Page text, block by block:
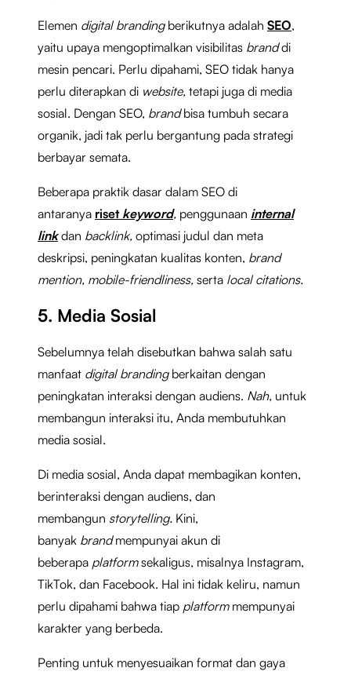
Elemen digital branding berikutnya adalah SEO,
yaitu upaya mengoptimalkan visibilitas branddi
mesin pencari. Perlu dipahami, SEO tidak hanya
perlu diterapkan di website, tetapi juga di media
sosial. Dengan SEO, brandbisa tumbuh secara
organik, jadi tak perlu bergantung pada strategi
berbayar semata.
Beberapa praktik dasar dalam SEO di
antaranya riset keyword, penggunaan internal
linkdan backlink, optimasi judul dan meta
deskripsi, peningkatan kualitas konten, brand
mention, mobile-friendliness, serta local citations.
5. Media Sosial
Sebelumnya telah disebutkan bahwa salah satu
manfaat digital branding berkaitan dengan
peningkatan interaksi dengan audiens. Nah, untuk
membangun interaksi itu, Anda membutuhkan
media sosial.
Di media sosial, Anda dapat membagikan konten,
berinteraksi dengan audiens, dan
membangun storytelling. Kini,
banyak brandmempunyai akun di
beberapa platformsekaligus, misalnya Instagram,
TikTok, dan Facebook. Hal ini tidak keliru, namun
perlu dipahami bahwa tiap platform mempunyai
karakter yang berbeda.
Penting untuk menyesuaikan format dan gaya